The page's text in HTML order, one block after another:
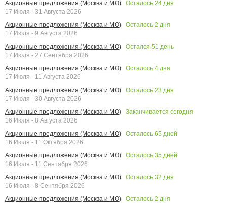
Акционные предложения (Москва и МО)
Осталось 24 дня
17 Июля - 31 Августа 2026
Акционные предложения (Москва и МО)
Осталось 2 дня
17 Июля - 9 Августа 2026
Акционные предложения (Москва и МО)
Остался 51 день
17 Июля - 27 Сентября 2026
Акционные предложения (Москва и МО)
Осталось 4 дня
17 Июля - 11 Августа 2026
Акционные предложения (Москва и МО)
Осталось 23 дня
17 Июля - 30 Августа 2026
Акционные предложения (Москва и МО)
Заканчивается сегодня
16 Июля - 8 Августа 2026
Акционные предложения (Москва и МО)
Осталось 65 дней
16 Июля - 11 Октября 2026
Акционные предложения (Москва и МО)
Осталось 35 дней
16 Июля - 11 Сентября 2026
Акционные предложения (Москва и МО)
Осталось 32 дня
16 Июля - 8 Сентября 2026
Акционные предложения (Москва и МО)
Осталось 2 дня